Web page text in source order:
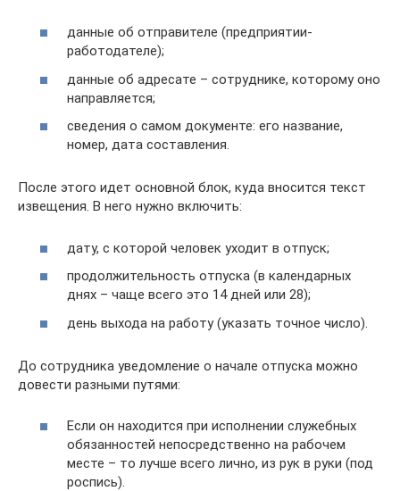
данные об отправителе (предприятии-
работодателе);
данные об адресате – сотруднике, которому оно
направляется;
сведения о самом документе: его название,
номер, дата составления.
После этого идет основной блок, куда вносится текст
извещения. В него нужно включить:
дату, с которой человек уходит в отпуск;
продолжительность отпуска (в календарных
днях – чаще всего это 14 дней или 28);
день выхода на работу (указать точное число).
До сотрудника уведомление о начале отпуска можно
довести разными путями:
Если он находится при исполнении служебных
обязанностей непосредственно на рабочем
месте – то лучше всего лично, из рук в руки (под
роспись).